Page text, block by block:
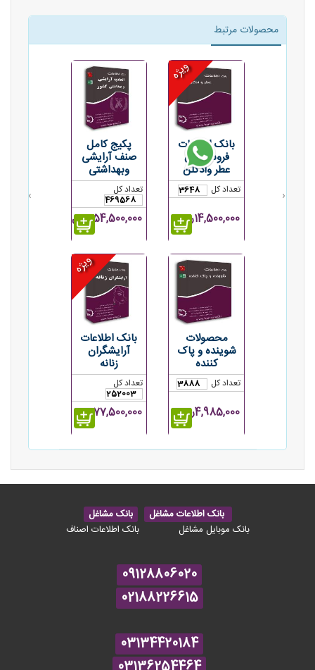
محصولات مرتبط
ویژه
بانک اطلاعات
فروشندگان
عطر وادکلن
تعداد کل 3648
14,500,000ریال
پکیج کامل
صنف آرایشی
وبهداشتی
تعداد کل
469568
154,500,000ریال
محصولات
شوینده و پاک
کننده
تعداد کل 3888
4,985,000ریال
ویژه
بانک اطلاعات
آرایشگران
زنانه
تعداد کل
252003
77,500,000ریال
‹
›
بانک اطلاعات مشاغل
بانک مشاغل
بانک موبایل مشاغل
بانک اطلاعات اصناف
09128806020
02188226615
03134420184